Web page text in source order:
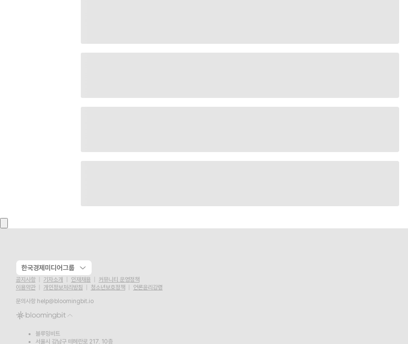
한국경제미디어그룹
공지사항 기자소개 인재채용
커뮤니티 운영정책
이용약관
개인정보처리방침 청소년보호정책
언론윤리강령
문의사항 help@bloomingbit.io
블루밍비트
서울시 강남구 테헤란로 217, 10층